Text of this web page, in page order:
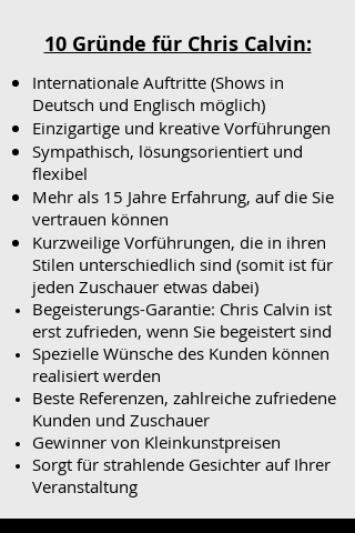
10 Gründe für Chris Calvin:
Internationale Auftritte (Shows in
Deutsch und Englisch möglich)
Einzigartige und kreative Vorführungen
Sympathisch, lösungsorientiert und
flexibel
Mehr als 15 Jahre Erfahrung, auf die Sie
vertrauen können
Kurzweilige Vorführungen, die in ihren
Stilen unterschiedlich sind (somit ist für
jeden Zuschauer etwas dabei)
Begeisterungs-Garantie: Chris Calvin ist
erst zufrieden, wenn Sie begeistert sind
Spezielle Wünsche des Kunden können
realisiert werden
Beste Referenzen, zahlreiche zufriedene
Kunden und Zuschauer
Gewinner von Kleinkunstpreisen
Sorgt für strahlende Gesichter auf Ihrer
Veranstaltung